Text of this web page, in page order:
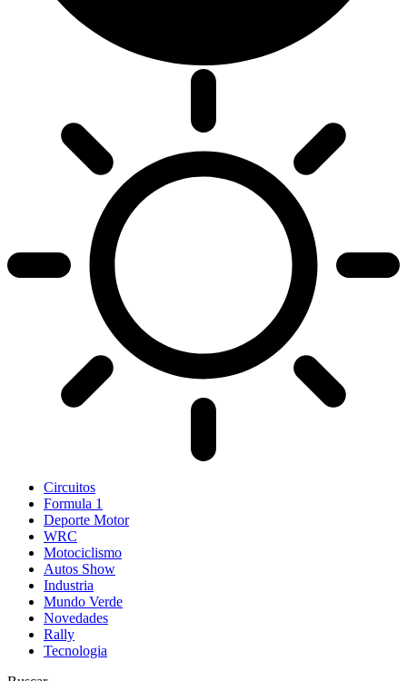
Circuitos
Formula 1
Deporte Motor
WRC
Motociclismo
Autos Show
Industria
Mundo Verde
Novedades
Rally
Tecnologia